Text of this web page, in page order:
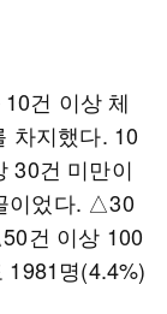
건 이상 체
차지했다. 10
30건 미만이
이었다. △30
건 이상 100
1981명(4.4%)